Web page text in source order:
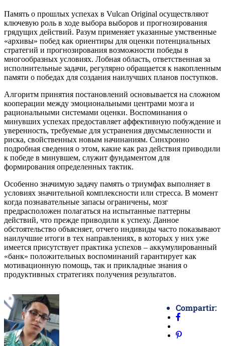
Память о прошлых успехах в Vulcan Original осуществляют
ключевую роль в ходе выбора выборов и прогнозирования
грядущих действий. Разум применяет указанные умственные
«архивы» побед как ориентиры для оценки потенциальных
стратегий и прогнозирования возможности победы в
многообразных условиях. Лобная область, ответственная за
исполнительные задачи, регулярно обращается к накопленным
памяти о победах для создания наилучших планов поступков.
Алгоритм принятия постановлений основывается на сложном
кооперации между эмоциональными центрами мозга и
рациональными системами оценки. Воспоминания о
минувших успехах предоставляет аффективную побуждение и
уверенность, требуемые для устранения двусмысленности и
риска, свойственных новым начинаниям. Синхронно
подробная сведения о этом, какие как раз действия приводили
к победе в минувшем, служит фундаментом для
формирования определенных тактик.
Особенно значимую задачу память о триумфах выполняет в
условиях значительной комплексности или стресса. В момент
когда познавательные запасы ограничены, мозг
предрасположен полагаться на испытанные паттерны
действий, что прежде приводили к успеху. Данное
обстоятельство объясняет, отчего индивиды часто показывают
наилучшие итоги в тех направлениях, в которых у них уже
имеется присутствует практика успехов – аккумулированный
«банк» положительных воспоминаний гарантирует как
мотивационную помощь, так и прикладные знания о
продуктивных стратегиях получения результатов.
Compartir: